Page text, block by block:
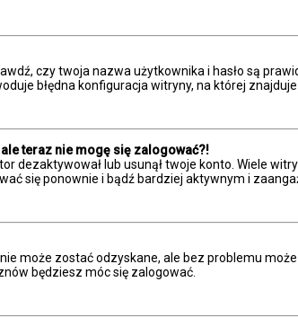
czy twoja nazwa użytkownika i hasło są
błędna konfiguracja witryny, na której
teraz nie mogę się zalogować?!
dezaktywował lub usunął twoje konto. Wiele
się ponownie i bądź bardziej aktywnym i
może zostać odzyskane, ale bez problemu
będziesz móc się zalogować.